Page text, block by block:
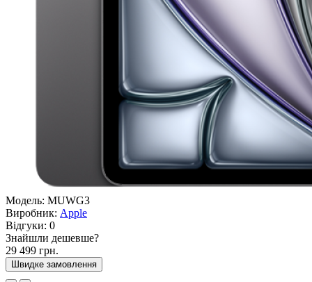
Модель: MUWG3
Виробник: Apple
Відгуки: 0
Знайшли дешевше?
29 499 грн.
Швидке замовлення